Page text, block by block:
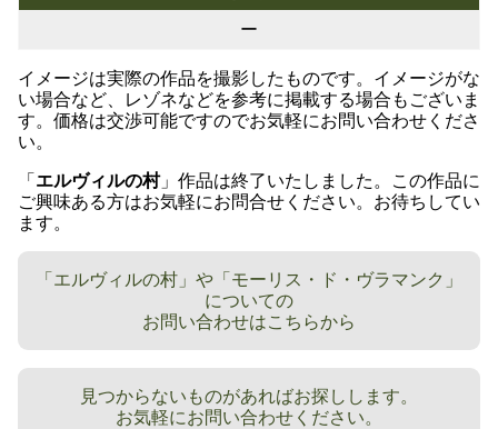
ー
イメージは実際の作品を撮影したものです。イメージがな
い場合など、レゾネなどを参考に掲載する場合もございま
す。価格は交渉可能ですのでお気軽にお問い合わせくださ
い。
「 エルヴィルの村」作品は終了いたしました。この作品に
ご興味ある方はお気軽にお問合せください。お待ちしてい
ます。
「エルヴィルの村」や「モーリス・ド・ヴラマンク」
についての
お問い合わせはこちらから
見つからないものがあればお探しします。
お気軽にお問い合わせください。